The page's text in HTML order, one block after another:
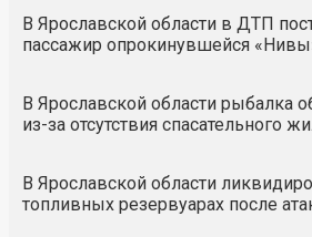
В Ярославской области в ДТП
пассажир опрокинувшейся
В Ярославской области рыбалка
из-за отсутствия спасательного
В Ярославской области
топливных резервуарах после